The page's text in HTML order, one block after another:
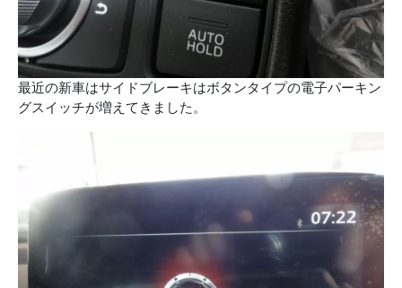
最近の新車はサイドブレーキはボタンタイプの電子パーキン
グスイッチが増えてきました。